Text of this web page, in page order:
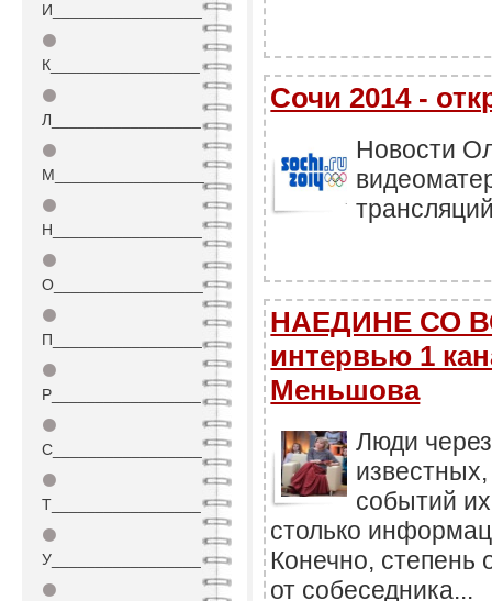
И_________________
⚫
К_________________
⚫
Л_________________
⚫
М_________________
⚫
Н_________________
⚫
О_________________
⚫
П_________________
⚫
Р_________________
⚫
С_________________
⚫
Т_________________
⚫
У_________________
⚫
Сочи 2014 -
Новости
НАЕДИНЕ СО
интервью 1
Меньшова
Люди
событий
столько
Конечно, степень
от собеседника...